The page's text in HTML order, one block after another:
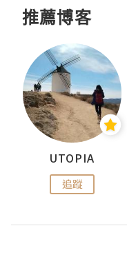
推薦博客
UTOPIA
追蹤